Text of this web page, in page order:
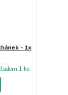
- 1x
1 ks